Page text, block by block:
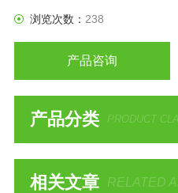
浏览次数： 238
产品咨询
产品分类 PRODUCT
相关文章 RELATED